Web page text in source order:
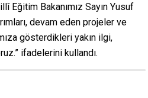
Eğitim Bakanımız Sayın Yusuf
devam eden projeler ve
gösterdikleri yakın ilgi,
ifadelerini kullandı.